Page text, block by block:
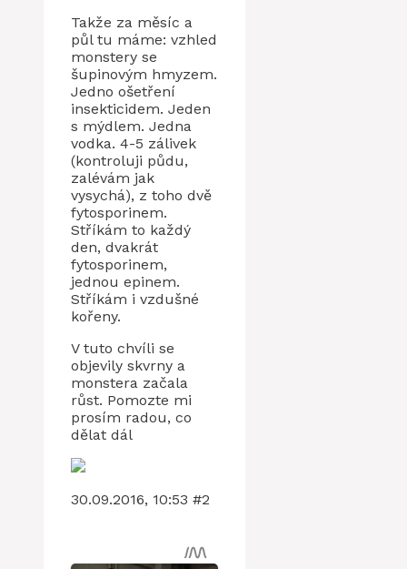
Takže za měsíc a
půl tu máme: vzhled
monstery se
šupinovým hmyzem.
Jedno ošetření
insekticidem. Jeden
s mýdlem. Jedna
vodka. 4-5 zálivek
(kontroluji půdu,
zalévám jak
vysychá), z toho dvě
fytosporinem.
Stříkám to každý
den, dvakrát
fytosporinem,
jednou epinem.
Stříkám i vzdušné
kořeny.
V tuto chvíli se
objevily skvrny a
monstera začala
růst. Pomozte mi
prosím radou, co
dělat dál
30.09.2016, 10:53 #2